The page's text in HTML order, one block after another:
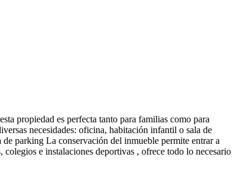
propiedad es perfecta tanto para familias como para
necesidades: oficina, habitación infantil o sala de
parking La conservación del inmueble permite entrar a
e instalaciones deportivas , ofrece todo lo necesario